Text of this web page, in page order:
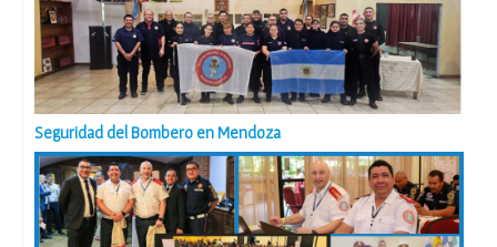
Seguridad del Bombero en Mendoza